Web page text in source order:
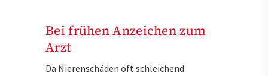
Bei frühen Anzeichen zum
Arzt
Da Nierenschäden oft schleichend